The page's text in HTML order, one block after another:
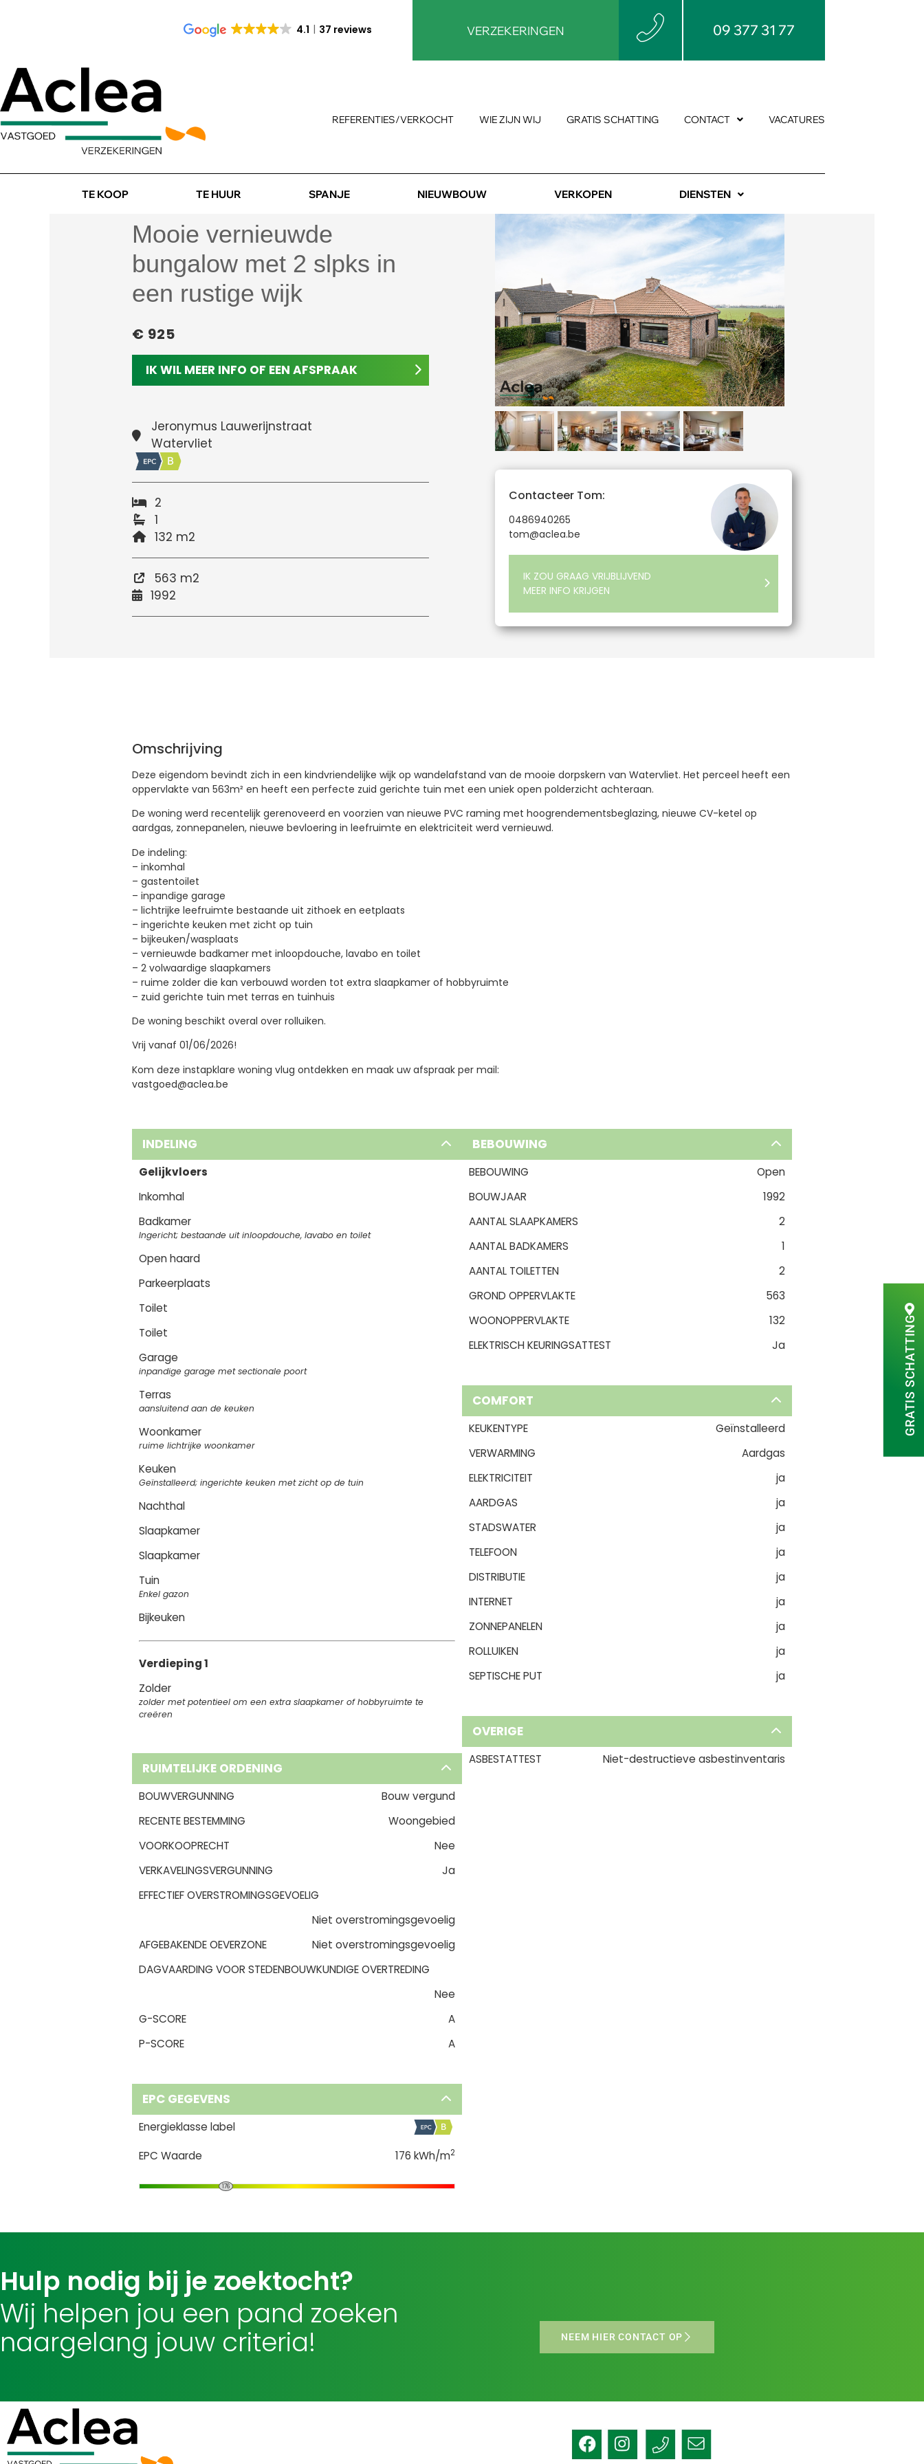
GRATIS SCHATTING
4.1 37 reviews VERZEKERINGEN 09 377 31 77
REFERENTIES/VERKOCHT WIE ZIJN WIJ GRATIS SCHATTING CONTACT VACATURES
TE KOOP TE HUUR SPANJE NIEUWBOUW VERKOPEN DIENSTEN
Mooie vernieuwde
bungalow met 2 slpks in
een rustige wijk
€ 925
IK WIL MEER INFO OF EEN AFSPRAAK
Jeronymus Lauwerijnstraat
Watervliet
2
1
132 m2
563 m2
1992
Contacteer Tom:
0486940265
tom@aclea.be
IK ZOU GRAAG VRIJBLIJVEND
MEER INFO KRIJGEN
Omschrijving
Deze eigendom bevindt zich in een kindvriendelijke wijk op wandelafstand van de mooie dorpskern van Watervliet. Het perceel heeft een
oppervlakte van 563m² en heeft een perfecte zuid gerichte tuin met een uniek open polderzicht achteraan.
De woning werd recentelijk gerenoveerd en voorzien van nieuwe PVC raming met hoogrendementsbeglazing, nieuwe CV-ketel op
aardgas, zonnepanelen, nieuwe bevloering in leefruimte en elektriciteit werd vernieuwd.
De indeling:
– inkomhal
– gastentoilet
– inpandige garage
– lichtrijke leefruimte bestaande uit zithoek en eetplaats
– ingerichte keuken met zicht op tuin
– bijkeuken/wasplaats
– vernieuwde badkamer met inloopdouche, lavabo en toilet
– 2 volwaardige slaapkamers
– ruime zolder die kan verbouwd worden tot extra slaapkamer of hobbyruimte
– zuid gerichte tuin met terras en tuinhuis
De woning beschikt overal over rolluiken.
Vrij vanaf 01/06/2026!
Kom deze instapklare woning vlug ontdekken en maak uw afspraak per mail:
vastgoed@aclea.be
INDELING
Gelijkvloers
Inkomhal
Badkamer
Ingericht; bestaande uit inloopdouche, lavabo en toilet
Open haard
Parkeerplaats
Toilet
Toilet
Garage
inpandige garage met sectionale poort
Terras
aansluitend aan de keuken
Woonkamer
ruime lichtrijke woonkamer
Keuken
Geïnstalleerd; ingerichte keuken met zicht op de tuin
Nachthal
Slaapkamer
Slaapkamer
Tuin
Enkel gazon
Bijkeuken
Verdieping 1
Zolder
zolder met potentieel om een extra slaapkamer of hobbyruimte te
creëren
RUIMTELIJKE ORDENING
BOUWVERGUNNING
Bouw vergund
RECENTE BESTEMMING
Woongebied
VOORKOOPRECHT
Nee
VERKAVELINGSVERGUNNING
Ja
EFFECTIEF OVERSTROMINGSGEVOELIG
Niet overstromingsgevoelig
AFGEBAKENDE OEVERZONE
Niet overstromingsgevoelig
DAGVAARDING VOOR STEDENBOUWKUNDIGE OVERTREDING
Nee
G-SCORE
A
P-SCORE
A
EPC GEGEVENS
Energieklasse label
EPC Waarde
176 kWh/m2
176
BEBOUWING
BEBOUWING
Open
BOUWJAAR
1992
AANTAL SLAAPKAMERS
2
AANTAL BADKAMERS
1
AANTAL TOILETTEN
2
GROND OPPERVLAKTE
563
WOONOPPERVLAKTE
132
ELEKTRISCH KEURINGSATTEST
Ja
COMFORT
KEUKENTYPE
Geïnstalleerd
VERWARMING
Aardgas
ELEKTRICITEIT
ja
AARDGAS
ja
STADSWATER
ja
TELEFOON
ja
DISTRIBUTIE
ja
INTERNET
ja
ZONNEPANELEN
ja
ROLLUIKEN
ja
SEPTISCHE PUT
ja
OVERIGE
ASBESTATTEST Niet-destructieve asbestinventaris
Hulp nodig bij je zoektocht?
Wij helpen jou een pand zoeken
naargelang jouw criteria!
NEEM HIER CONTACT OP